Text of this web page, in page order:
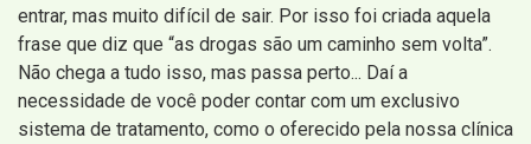
entrar, mas muito difícil de sair. Por isso foi criada aquela
frase que diz que “as drogas são um caminho sem volta”.
Não chega a tudo isso, mas passa perto... Daí a
necessidade de você poder contar com um exclusivo
sistema de tratamento, como o oferecido pela nossa clínica